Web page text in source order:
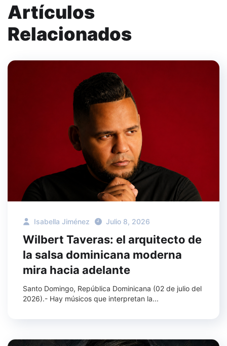
Artículos
Relacionados
Isabella Jiménez Julio 8, 2026
Wilbert Taveras: el arquitecto de
la salsa dominicana moderna
mira hacia adelante
Santo Domingo, República Dominicana (02 de julio del
2026).- Hay músicos que interpretan la...